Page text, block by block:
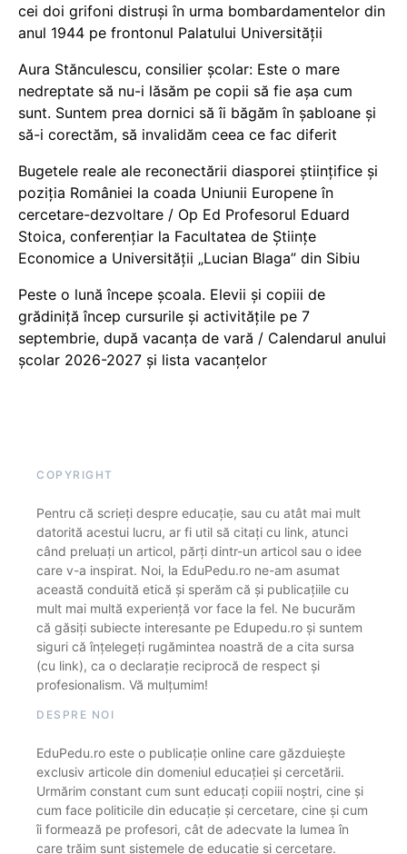
cei doi grifoni distruși în urma bombardamentelor din
anul 1944 pe frontonul Palatului Universității
Aura Stănculescu, consilier școlar: Este o mare
nedreptate să nu-i lăsăm pe copii să fie așa cum
sunt. Suntem prea dornici să îi băgăm în șabloane și
să-i corectăm, să invalidăm ceea ce fac diferit
Bugetele reale ale reconectării diasporei științifice și
poziția României la coada Uniunii Europene în
cercetare-dezvoltare / Op Ed Profesorul Eduard
Stoica, conferențiar la Facultatea de Științe
Economice a Universității „Lucian Blaga” din Sibiu
Peste o lună începe școala. Elevii și copiii de
grădiniță încep cursurile și activitățile pe 7
septembrie, după vacanța de vară / Calendarul anului
școlar 2026-2027 și lista vacanțelor
COPYRIGHT
Pentru că scrieți despre educație, sau cu atât mai mult
datorită acestui lucru, ar fi util să citați cu link, atunci
când preluați un articol, părți dintr-un articol sau o idee
care v-a inspirat. Noi, la EduPedu.ro ne-am asumat
această conduită etică și sperăm că și publicațiile cu
mult mai multă experiență vor face la fel. Ne bucurăm
că găsiți subiecte interesante pe Edupedu.ro și suntem
siguri că înțelegeți rugămintea noastră de a cita sursa
(cu link), ca o declarație reciprocă de respect și
profesionalism. Vă mulțumim!
DESPRE NOI
EduPedu.ro este o publicație online care găzduiește
exclusiv articole din domeniul educației și cercetării.
Urmărim constant cum sunt educați copiii noștri, cine și
cum face politicile din educație și cercetare, cine și cum
îi formează pe profesori, cât de adecvate la lumea în
care trăim sunt sistemele de educație și cercetare.